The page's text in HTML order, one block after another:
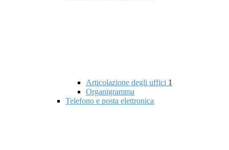
Articolazione degli uffici 1
Organigramma
Telefono e posta elettronica